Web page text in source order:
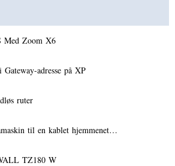
Med Zoom X6
adresse på XP
ruter
til en kablet hjemmenet…
TZ180 W